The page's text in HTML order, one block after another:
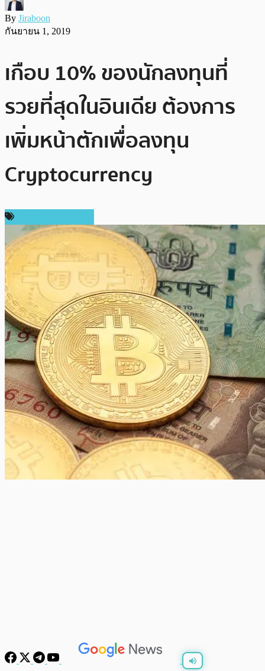
By Jiraboon
กันยายน 1, 2019
เกือบ 10% ของนักลงทุนที่
รวยที่สุดในอินเดีย ต้องการ
เพิ่มหน้าตักเพื่อลงทุน
Cryptocurrency